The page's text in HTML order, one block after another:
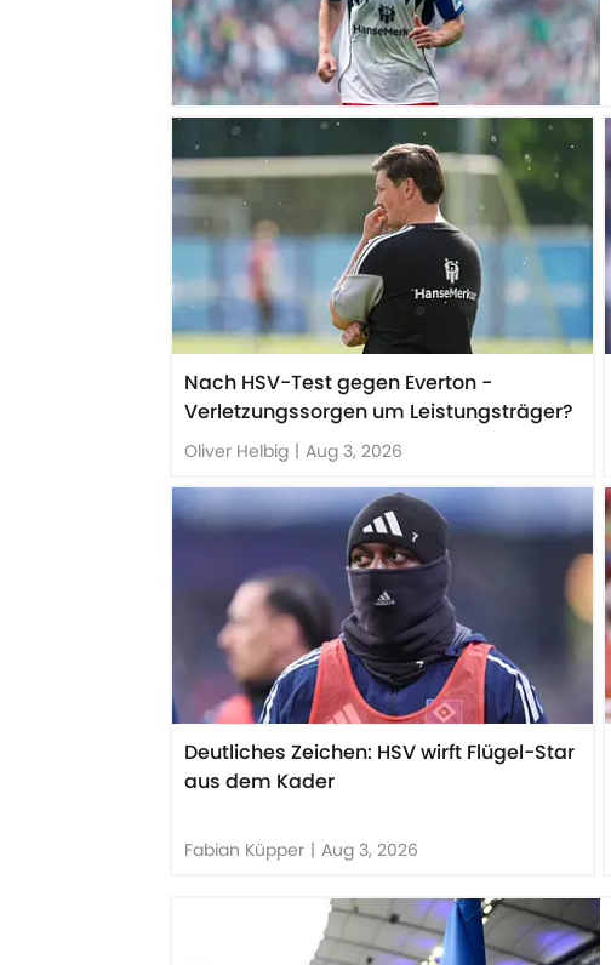
Nach HSV-Test gegen Everton -
Verletzungssorgen um Leistungsträger?
Oliver Helbig | Aug 3, 2026
Deutliches Zeichen: HSV wirft Flügel-Star
aus dem Kader
Fabian Küpper | Aug 3, 2026